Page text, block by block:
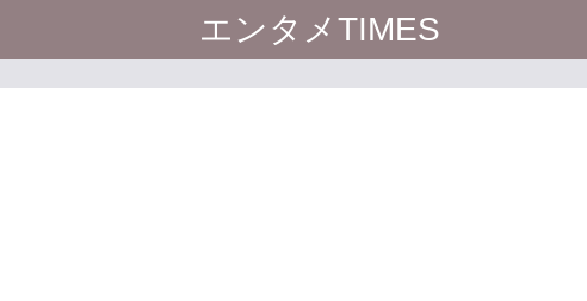
エンタメTIMES